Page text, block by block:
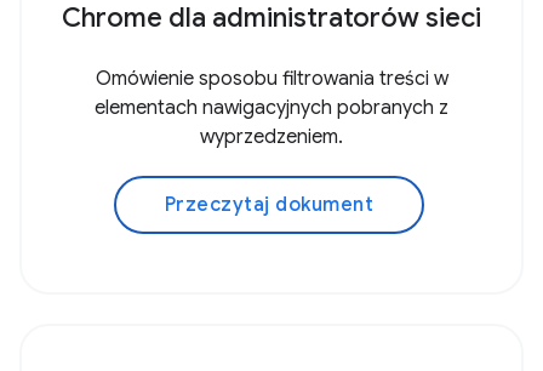
Chrome dla administratorów sieci
Omówienie sposobu filtrowania treści w
elementach nawigacyjnych pobranych z
wyprzedzeniem.
Przeczytaj dokument